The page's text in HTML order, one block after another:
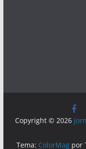
Copyright © 2026
Tema: ColorMagpor